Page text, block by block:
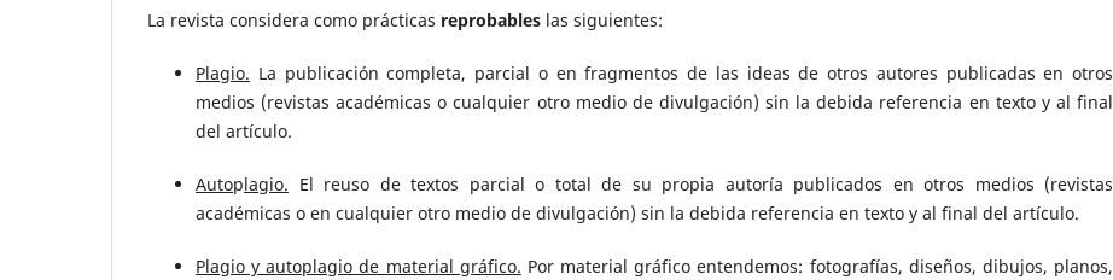
La revista considera como prácticas reprobables las siguientes:
Plagio. La publicación completa, parcial o en fragmentos de las ideas de otros autores publicadas en otros
medios (revistas académicas o cualquier otro medio de divulgación) sin la debida referencia en texto y al final
del artículo.
Autoplagio. El reuso de textos parcial o total de su propia autoría publicados en otros medios (revistas
académicas o en cualquier otro medio de divulgación) sin la debida referencia en texto y al final del artículo.
Plagio y autoplagio de material gráfico. Por material gráfico entendemos: fotografías, diseños, dibujos, planos,